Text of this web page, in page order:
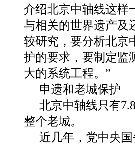
介绍北京中轴线这样
与相关的世界遗产及
较研究，要分析北京
护的要求，要制定监
大的系统工程。”
申遗和老城保护
北京中轴线只有
整个老城。
近几年，党中央